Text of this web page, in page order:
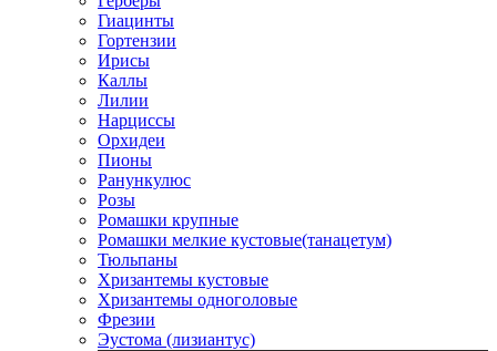
Гиацинты
Гортензии
Ирисы
Каллы
Лилии
Нарциссы
Орхидеи
Пионы
Ранункулюс
Розы
Ромашки крупные
Ромашки мелкие кустовые(танацетум)
Тюльпаны
Хризантемы кустовые
Хризантемы одноголовые
Фрезии
Эустома (лизиантус)